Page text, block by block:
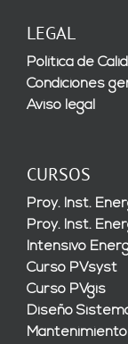
LEGAL
Política de
Condiciones
Aviso legal
CURSOS
Proy. Inst.
Proy. Inst.
Intensivo
Curso PVsyst
Curso PVgis
Diseño